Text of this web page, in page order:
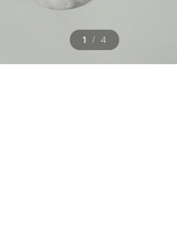
1 / 4